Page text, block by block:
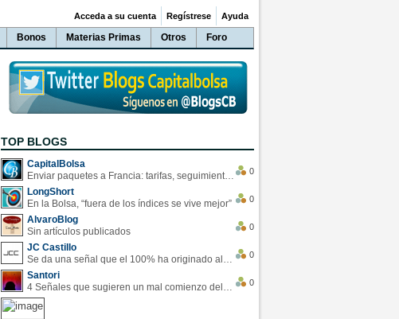
Bonos Materias Primas Otros Foro
Acceda a su cuenta Regístrese Ayuda
TOP BLOGS
CapitalBolsa
Enviar paquetes a Francia: tarifas, seguimiento y ventajas destacadas
0
LongShort
En la Bolsa, “fuera de los índices se vive mejor”
0
AlvaroBlog
Sin artículos publicados
0
JC Castillo
Se da una señal que el 100% ha originado alzas en las bolsas
0
Santori
4 Señales que sugieren un mal comienzo del 3T de la economía EEUU
0